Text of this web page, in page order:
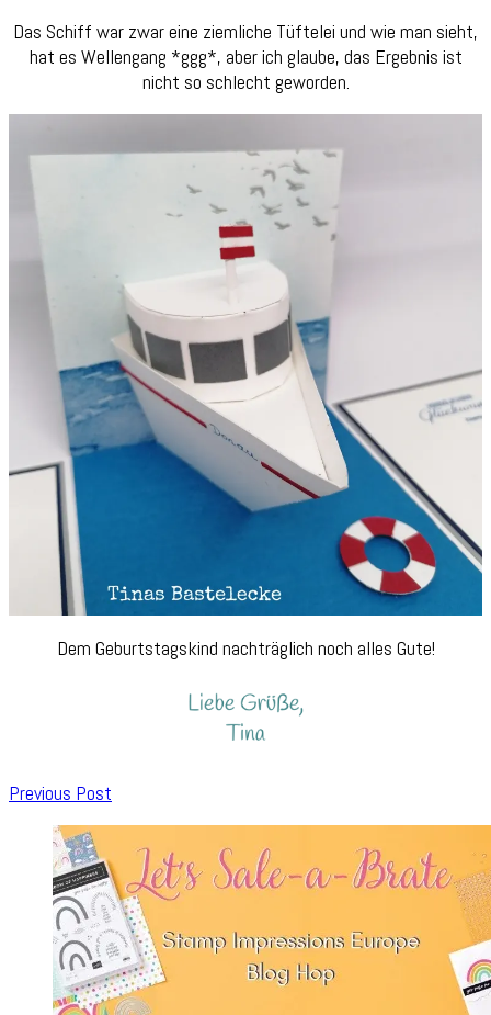
Das Schiff war zwar eine ziemliche Tüftelei und wie man sieht,
hat es Wellengang *ggg*, aber ich glaube, das Ergebnis ist
nicht so schlecht geworden.
Dem Geburtstagskind nachträglich noch alles Gute!
Post
Previous Post